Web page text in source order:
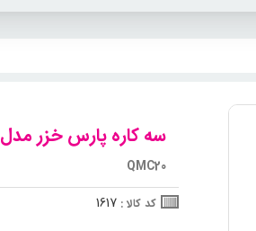
سه کاره پارس خزر مدل QMC20
QMC20
کد کالا : 1617